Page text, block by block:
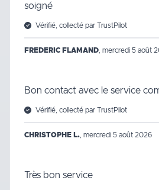
soigné
Vérifié, collecté par TrustPilot
FREDERIC FLAMAND mercredi 5 août
Bon contact avec le service
Vérifié, collecté par TrustPilot
CHRISTOPHE L. mercredi 5 août 2026
Très bon service